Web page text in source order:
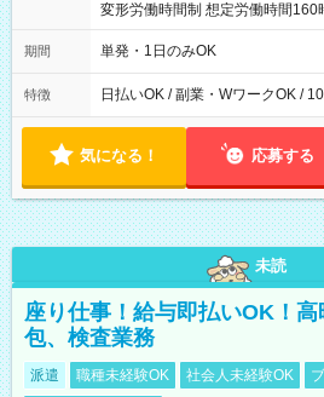
変形労働時間制 想定労働時間160時間/月 【シフト例
00～20：00
期間 単発・1日のみOK
特徴 日払いOK / 副業・WワークOK /
気になる！ 応募する
未読
座り仕事！給与即払いOK！高
包、検査業務
派遣 職種未経験OK 社会人未経験OK